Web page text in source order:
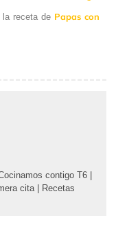
la receta de Papas con
contigo T6
cita|
Recetas